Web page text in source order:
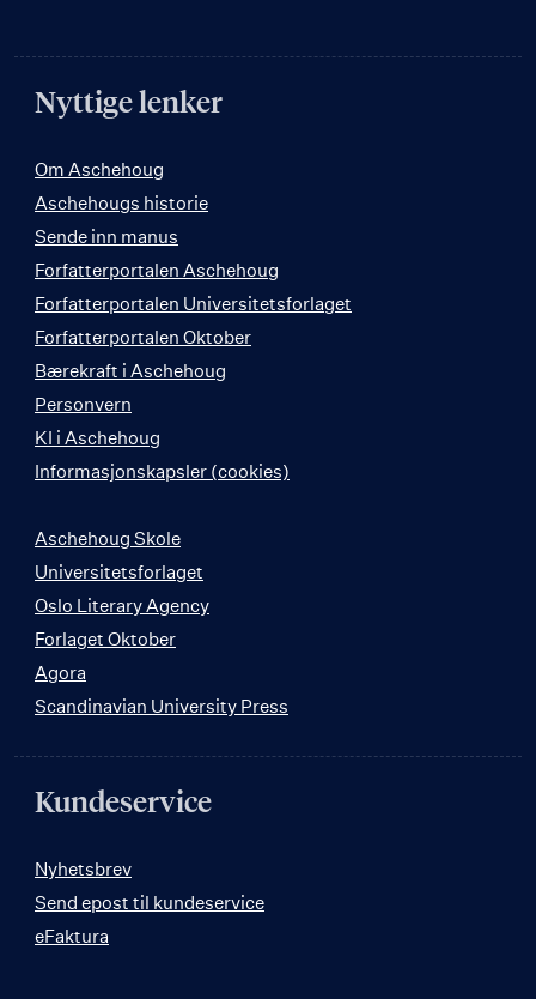
Nyttige lenker
Om Aschehoug
Aschehougs historie
Sende inn manus
Forfatterportalen Aschehoug
Forfatterportalen Universitetsforlaget
Forfatterportalen Oktober
Bærekraft i Aschehoug
Personvern
KI i Aschehoug
Informasjonskapsler (cookies)
Aschehoug Skole
Universitetsforlaget
Oslo Literary Agency
Forlaget Oktober
Agora
Scandinavian University Press
Kundeservice
Nyhetsbrev
Send epost til kundeservice
eFaktura